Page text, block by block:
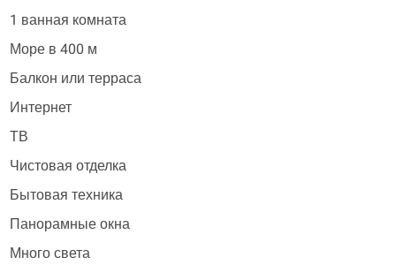
1 ванная комната
Море в 400 м
Балкон или терраса
Интернет
ТВ
Чистовая отделка
Бытовая техника
Панорамные окна
Много света